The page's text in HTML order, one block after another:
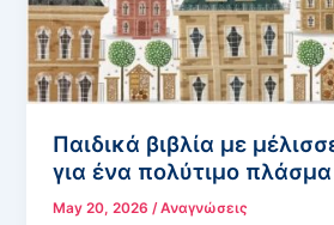
Παιδικά βιβλία με
για ένα πολύτιμο πλάσμα
May 20, 2026 /Αναγνώσεις